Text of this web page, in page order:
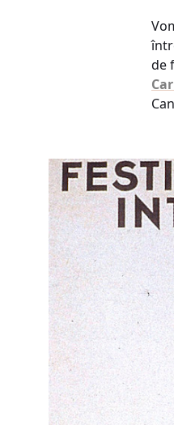
de